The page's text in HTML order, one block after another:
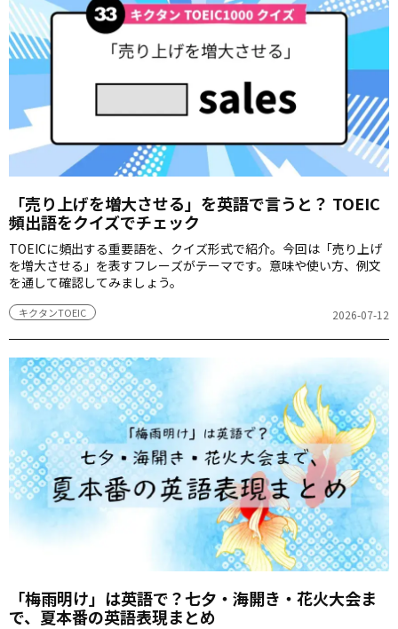
「売り上げを増大させる」を英語で言うと？ TOEIC
頻出語をクイズでチェック
TOEICに頻出する重要語を、クイズ形式で紹介。今回は「売り上げ
を増大させる」を表すフレーズがテーマです。意味や使い方、例文
を通して確認してみましょう。
キクタンTOEIC 2026-07-12
「梅雨明け」は英語で？七夕・海開き・花火大会ま
で、夏本番の英語表現まとめ